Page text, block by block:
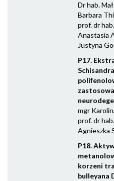
Dr hab.
Barbara
prof. dr
Anastasia
Justyna
P17.
mgr
prof. dr
Agnieszka
P18.
korzeni
bulleyana